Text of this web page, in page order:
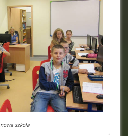
nowa szkoła